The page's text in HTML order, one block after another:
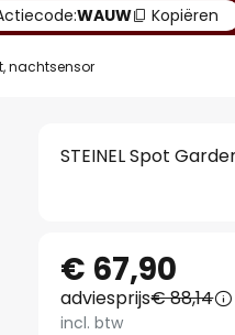
WAUW Kopiëren
nachtsensor
STEINEL Spot
€ 67,90
adviesprijs€ 88,14
incl. btw